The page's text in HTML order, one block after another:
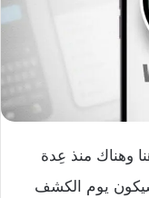
وهناك منذ عِدة
أن 12 سبتمبر سيكون يوم الكشف